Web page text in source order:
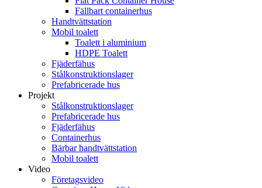
Fällbart containerhus
Handtvättstation
Mobil toalett
Toalett i aluminium
HDPE Toalett
Fjäderfähus
Stålkonstruktionslager
Prefabricerade hus
Projekt
Stålkonstruktionslager
Prefabricerade hus
Fjäderfähus
Containerhus
Bärbar handtvättstation
Mobil toalett
Video
Företagsvideo